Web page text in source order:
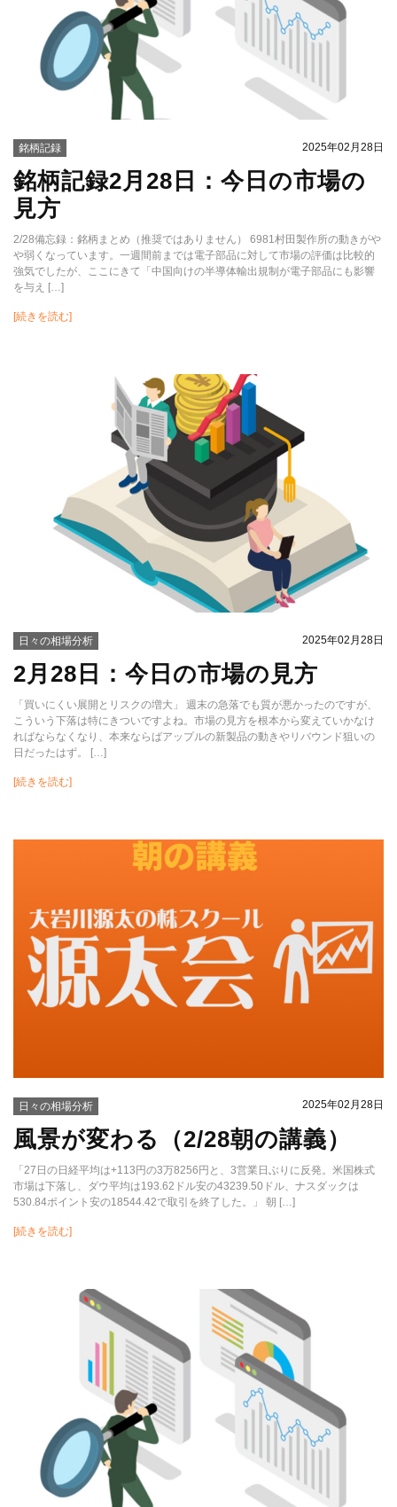
銘柄記録 2025年02月28日
銘柄記録2月28日：今日の市場の
見方
2/28備忘録：銘柄まとめ（推奨ではありません） 6981村田製作所の動きがや
や弱くなっています。一週間前までは電子部品に対して市場の評価は比較的
強気でしたが、ここにきて「中国向けの半導体輸出規制が電子部品にも影響
を与え […]
[続きを読む]
日々の相場分析 2025年02月28日
2月28日：今日の市場の見方
「買いにくい展開とリスクの増大」 週末の急落でも質が悪かったのですが、
こういう下落は特にきついですよね。市場の見方を根本から変えていかなけ
ればならなくなり、本来ならばアップルの新製品の動きやリバウンド狙いの
日だったはず。 […]
[続きを読む]
日々の相場分析 2025年02月28日
風景が変わる（2/28朝の講義）
「27日の日経平均は+113円の3万8256円と、3営業日ぶりに反発。米国株式
市場は下落し、ダウ平均は193.62ドル安の43239.50ドル、ナスダックは
530.84ポイント安の18544.42で取引を終了した。」 朝 […]
[続きを読む]